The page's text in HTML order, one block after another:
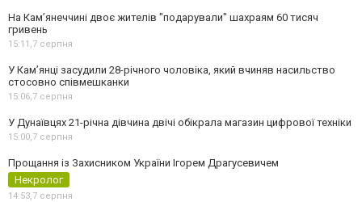
На Камʼянеччині двоє жителів "подарували" шахраям 60 тисяч
гривень
15:11,7 серпня
У Камʼянці засудили 28-річного чоловіка, який вчиняв насильство
стосовно співмешканки
15:06,7 серпня
У Дунаївцях 21-річна дівчина двічі обікрала магазин цифрової техніки
15:00,7 серпня
Прощання із Захисником України Ігорем Драгусевичем
Некролог
14:53,7 серпня